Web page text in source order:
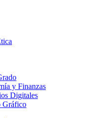
y Finanzas
Digitales
Gráfico